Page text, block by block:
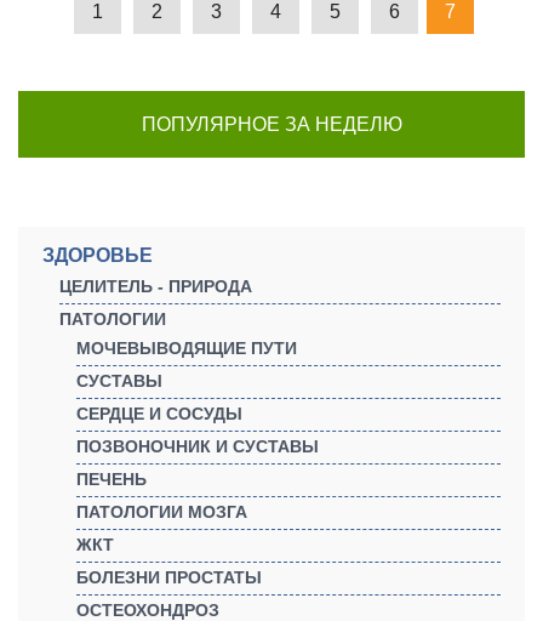
1 2 3 4 5 6 7
ПОПУЛЯРНОЕ ЗА НЕДЕЛЮ
ЗДОРОВЬЕ
ЦЕЛИТЕЛЬ - ПРИРОДА
ПАТОЛОГИИ
МОЧЕВЫВОДЯЩИЕ ПУТИ
СУСТАВЫ
СЕРДЦЕ И СОСУДЫ
ПОЗВОНОЧНИК И СУСТАВЫ
ПЕЧЕНЬ
ПАТОЛОГИИ МОЗГА
ЖКТ
БОЛЕЗНИ ПРОСТАТЫ
ОСТЕОХОНДРОЗ